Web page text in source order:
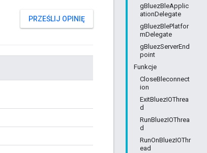
gBluezBleApplic
ationDelegate
gBluezBlePlatfor
mDelegate
gBluezServerEnd
point
Funkcje
CloseBleconnect
ion
ExitBluezIOThrea
d
RunBluezIOThrea
d
RunOnBluezIOThr
ead
PRZEŚLIJ OPINIĘ